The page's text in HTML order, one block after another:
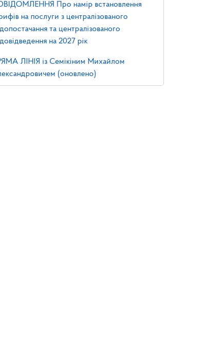
Про намір встановлення
на послуги з централізованого
та централізованого
на 2027 рік
ЛІНІЯ із Семікіним Михайлом
(оновлено)